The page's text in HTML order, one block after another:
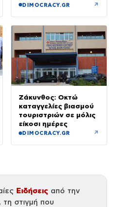
DIMOCRACY.GR ↗
Ζάκυνθος: Οκτώ
καταγγελίες βιασμού
τουριστριών σε μόλις
είκοσι ημέρες
DIMOCRACY.GR ↗
Ειδήσεις από την
στιγμή που